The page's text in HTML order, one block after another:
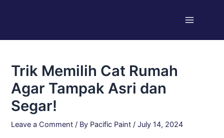
Trik Memilih Cat Rumah
Agar Tampak Asri dan
Segar!
Leave a Comment / By Pacific Paint/July 14, 2024